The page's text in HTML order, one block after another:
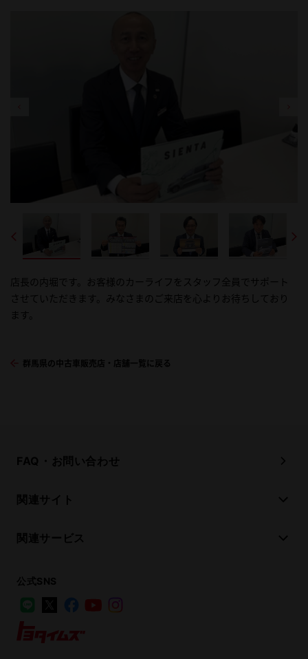
店長の内堀です。お客様のカーライフをスタッフ全員でサポート
させていただきます。みなさまのご来店を心よりお待ちしており
ます。
営業スタッフの石井です。この店舗の配属になり３3年が経ちまし
た。私が天川大島店の象徴です。
営業スタッフの徳江です。「お客様ファースト」の気持ちを忘れ
ず、カーライフをサポートします。
営業スタッフの細野です。お客様のカーライフを全力でサポート
させていただきます。
営業スタッフの星野です。お客様の素敵なカーライフを一生懸命
サポートさせていただきます。なんでもご相談くださいませ。
営業スタッフの出野です。お客様に喜んでもらえるよう日々全力で
業務に邁進します。宜しくお願い致します！
群馬県の中古車販売店・店舗一覧に戻る
FAQ・お問い合わせ
関連サイト
関連サービス
公式SNS
LINE
FacebookYouTube